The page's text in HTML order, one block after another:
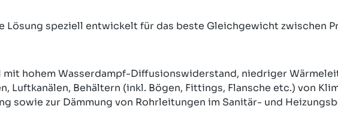
Lösung speziell entwickelt für das beste Gleichgewicht zwischen
hohem Wasserdampf-Diffusionswiderstand, niedriger
Luftkanälen, Behältern (inkl. Bögen, Fittings, Flansche etc.) von
sowie zur Dämmung von Rohrleitungen im Sanitär- und